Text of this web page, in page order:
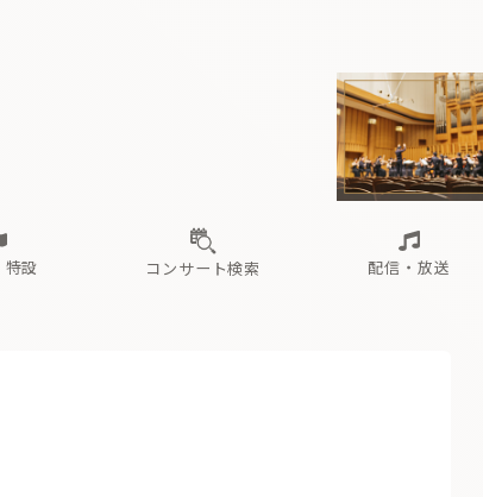
特設
いないオーケストラコンサート
コンサート検索 配信・放送
ール
海の向こうの音楽家 Aからの眺望
過去の特集
ール